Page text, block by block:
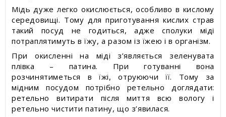
Мідь дуже легко окислюється, особливо в кислому
середовищі. Тому для приготування кислих страв
такий посуд не годиться, адже сполуки міді
потраплятимуть в їжу, а разом із їжею і в організм.
При окисленні на міді з’являється зеленувата
плівка – патина. При готуванні вона
розчинятиметься в їжі, отруюючи її. Тому за
мідним посудом потрібно ретельно доглядати:
ретельно витирати після миття всю вологу і
ретельно чистити патину, що з’явилася.